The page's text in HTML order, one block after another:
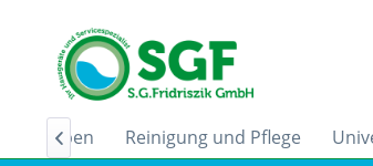
Reinigung und Pflege
